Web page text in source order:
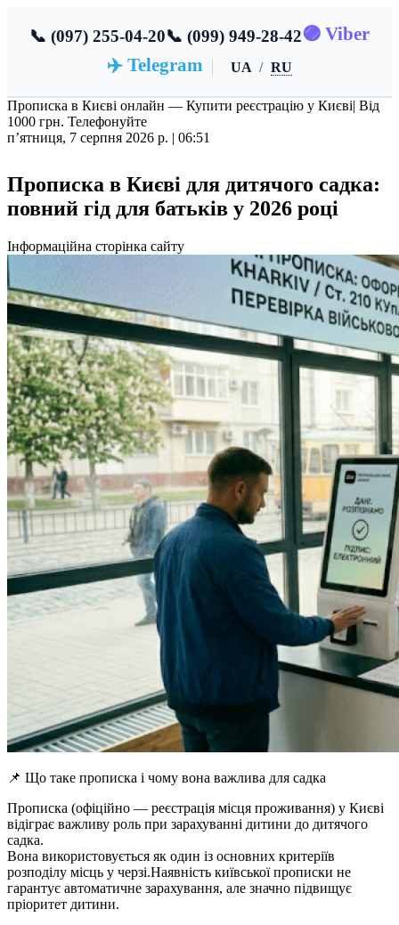
📞 (097) 255-04-20📞 (099) 949-28-42🟣 Viber
✈️ Telegram
UA / RU
Прописка в Києві онлайн — Купити реєстрацію у Києві| Від
1000 грн. Телефонуйте
пʼятниця, 7 серпня 2026 р. | 06:51
Прописка в Києві для дитячого садка:
повний гід для батьків у 2026 році
Інформаційна сторінка сайту
📌 Що таке прописка і чому вона важлива для садка
Прописка (офіційно — реєстрація місця проживання) у Києві
відіграє важливу роль при зарахуванні дитини до дитячого
садка.
Вона використовується як один із основних критеріїв
розподілу місць у черзі.Наявність київської прописки не
гарантує автоматичне зарахування, але значно підвищує
пріоритет дитини.